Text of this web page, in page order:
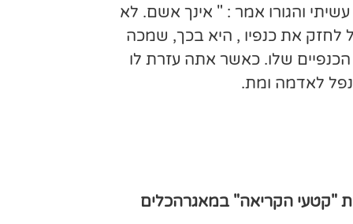
והגורו אמר : " אינך אשם. לא
את כנפיו , היא בכך, שמכה
שלו. כאשר אתה עזרת לו
לאדמה ומת.
"קטעי הקריאה" במאגרהכלים